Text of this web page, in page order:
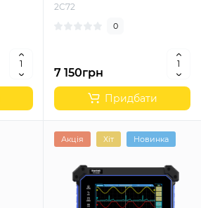
2C72
0
7 150грн
Придбати
Акція Хіт Новинка